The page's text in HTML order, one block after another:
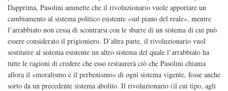
Dapprima, Pasolini ammette che il rivoluzionario vuole apportare un
cambiamento al sistema politico esistente «sul piano del reale», mentre
l’arrabbiato non cessa di scontrarsi con le sbarre di un sistema di cui può
essere considerato il prigioniero. D’altra parte, il rivoluzionario vuol
sostituire al sistema esistente un altro sistema del quale l’arrabbiato ha
tutte le ragioni di credere che esso restaurerà ciò che Pasolini chiama
allora il «moralismo e il perbenismo» di ogni sistema vigente, fosse anche
sorto da un precedente sistema abolito. Il rivoluzionario (il cui tipo, agli